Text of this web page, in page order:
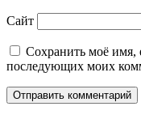
Сайт
Сохранить моё имя,
последующих моих